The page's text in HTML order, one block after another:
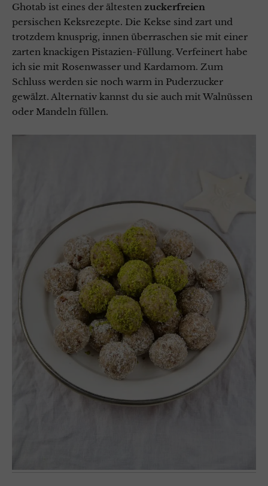
Ghotab ist eines der ältesten zuckerfreien
persischen Keksrezepte. Die Kekse sind zart und
trotzdem knusprig, innen überraschen sie mit einer
zarten knackigen Pistazien-Füllung. Verfeinert habe
ich sie mit Rosenwasser und Kardamom. Zum
Schluss werden sie noch warm in Puderzucker
gewälzt. Alternativ kannst du sie auch mit Walnüssen
oder Mandeln füllen.